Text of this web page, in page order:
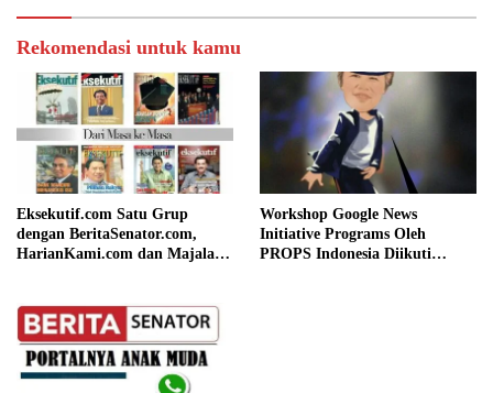
Rekomendasi untuk kamu
Eksekutif.com Satu Grup
dengan BeritaSenator.com,
HarianKami.com dan Majalah
Workshop Google News
Initiative Programs Oleh
PROPS Indonesia Diikuti